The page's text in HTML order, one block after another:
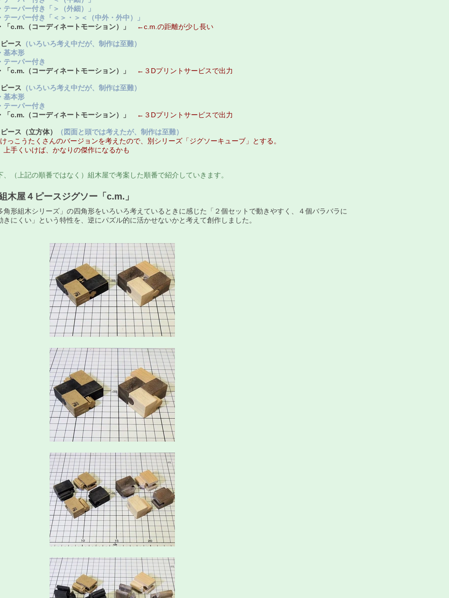
ーパー付き「＞（外細）」
テーパー付き「＜＞・＞＜（中外・外中）」
・「c.m.（コーディネートモーション）」
←c.m.の距離が少し長い
ピース （いろいろ考え中だが、制作は至難）
本形
ーパー付き
・「c.m.（コーディネートモーション）」
←３Dプリントサービスで出力
ピース （いろいろ考え中だが、制作は至難）
本形
ーパー付き
・「c.m.（コーディネートモーション）」
←３Dプリントサービスで出力
ピース（立方体）
（図面と頭では考えたが、制作は至難）
けっこうたくさんのバージョンを考えたので、別シリーズ「ジグソーキューブ」​とする。
上手くいけば、かなりの傑作になるかも
、（上記の順番ではなく）組木屋で考案した順番で紹介していきます。
木屋４ピースジグソー「c.m.」
角形組木シリーズ」の四角形をいろいろ考えているときに感じた「２個セットで動きやすく、４個バラバラに
きにくい」という特性を、逆にパズル的に活かせないかと考えて創作しました。